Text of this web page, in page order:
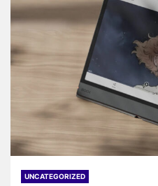
UNCATEGORIZED